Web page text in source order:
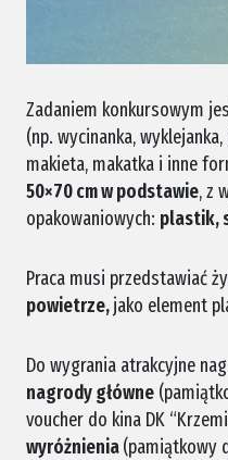
Zadaniem konkursowym
(np. wycinanka,
makieta, makatka i inne
50×70 cm w podstawie, z
opakowaniowych: plastik,
Praca musi przedstawiać
powietrze,jako element
Do wygrania atrakcyjne
nagrody główne
voucher do kina DK
wyróżnienia(pamiątkowy